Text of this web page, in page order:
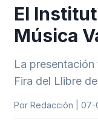
El
Música
La presentación
Fira del Llibre
Por Redacción | 07-